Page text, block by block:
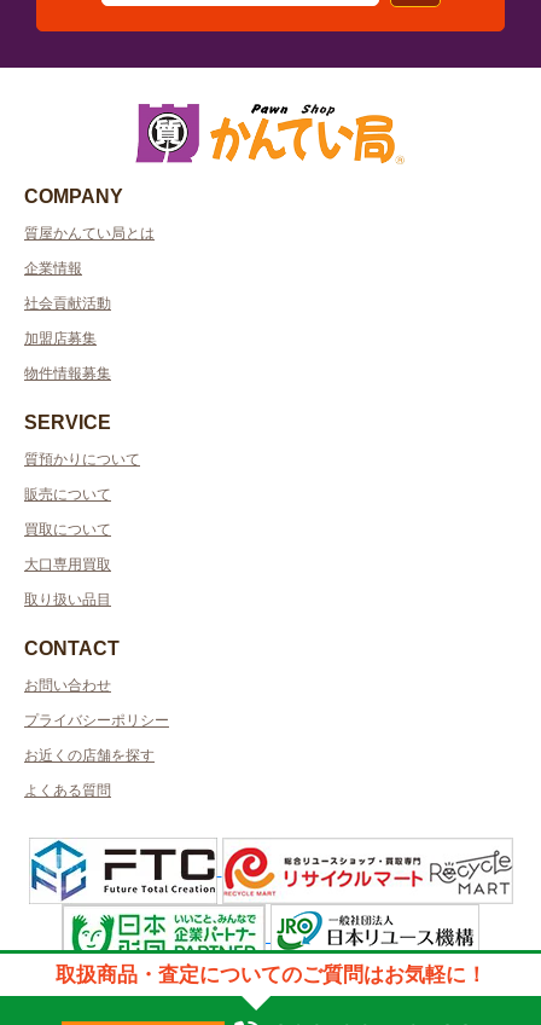
COMPANY
質屋かんてい局とは
企業情報
社会貢献活動
加盟店募集
物件情報募集
SERVICE
質預かりについて
販売について
買取について
大口専用買取
取り扱い品目
CONTACT
お問い合わせ
プライバシーポリシー
お近くの店舗を探す
よくある質問
許可管轄：熊本県公安委員会許可
古物商許可番号：第931020001326号／取得者名：株式会社英和実業
取扱商品・査定についてのご質問はお気軽に！